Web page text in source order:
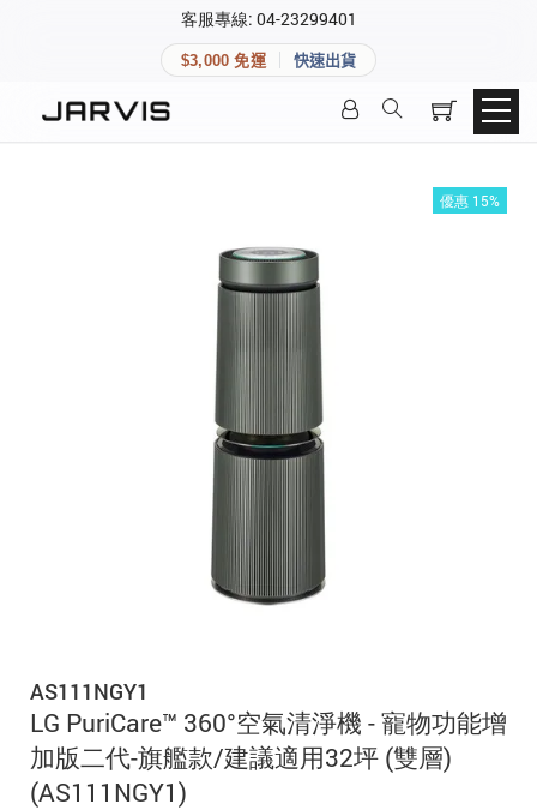
客服專線: 04-23299401
$3,000 免運 快速出貨
優惠 15%
AS111NGY1
LG PuriCare™ 360°空氣清淨機 - 寵物功能增
加版二代-旗艦款/建議適用32坪 (雙層)
(AS111NGY1)
快速連結
登入後可查看訂單、會員資料與收藏清單。
登入會員
加入 JARVIS VIP